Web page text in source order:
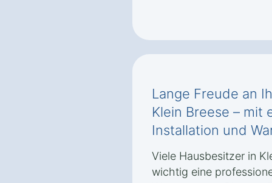
Lange Freude an
Klein Breese – mit
Installation und
Viele Hausbesitzer in
wichtig eine